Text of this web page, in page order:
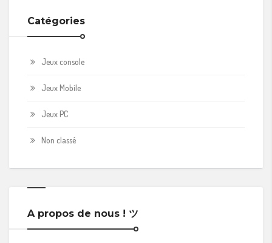
Catégories
Jeux console
Jeux Mobile
Jeux PC
Non classé
A propos de nous ! ツ